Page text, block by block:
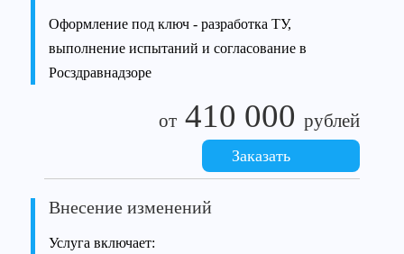
Оформление под ключ - разработка ТУ,
выполнение испытаний и согласование в
Росздравнадзоре
от 410 000 рублей
Заказать
Внесение изменений
Услуга включает: